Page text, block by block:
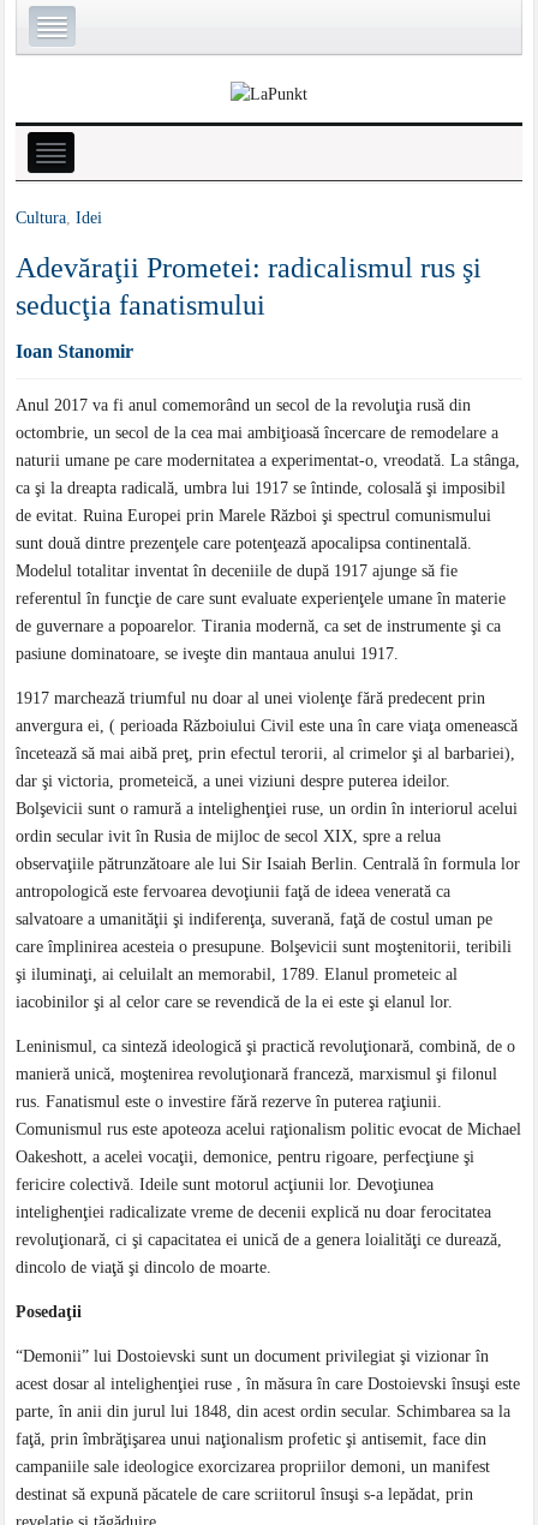
Cultura,Idei
Adevăraţii Prometei: radicalismul rus şi
seducţia fanatismului
Ioan Stanomir
Anul 2017 va fi anul comemorând un secol de la revoluţia rusă din
octombrie, un secol de la cea mai ambiţioasă încercare de remodelare a
naturii umane pe care modernitatea a experimentat-o, vreodată. La stânga,
ca şi la dreapta radicală, umbra lui 1917 se întinde, colosală şi imposibil
de evitat. Ruina Europei prin Marele Război şi spectrul comunismului
sunt două dintre prezenţele care potenţează apocalipsa continentală.
Modelul totalitar inventat în deceniile de după 1917 ajunge să fie
referentul în funcţie de care sunt evaluate experienţele umane în materie
de guvernare a popoarelor. Tirania modernă, ca set de instrumente şi ca
pasiune dominatoare, se iveşte din mantaua anului 1917.
1917 marchează triumful nu doar al unei violenţe fără predecent prin
anvergura ei, ( perioada Războiului Civil este una în care viaţa omenească
încetează să mai aibă preţ, prin efectul terorii, al crimelor şi al barbariei),
dar şi victoria, prometeică, a unei viziuni despre puterea ideilor.
Bolşevicii sunt o ramură a intelighenţiei ruse, un ordin în interiorul acelui
ordin secular ivit în Rusia de mijloc de secol XIX, spre a relua
observaţiile pătrunzătoare ale lui Sir Isaiah Berlin. Centrală în formula lor
antropologică este fervoarea devoţiunii faţă de ideea venerată ca
salvatoare a umanităţii şi indiferenţa, suverană, faţă de costul uman pe
care împlinirea acesteia o presupune. Bolşevicii sunt moştenitorii, teribili
şi iluminaţi, ai celuilalt an memorabil, 1789. Elanul prometeic al
iacobinilor şi al celor care se revendică de la ei este şi elanul lor.
Leninismul, ca sinteză ideologică şi practică revoluţionară, combină, de o
manieră unică, moştenirea revoluţionară franceză, marxismul şi filonul
rus. Fanatismul este o investire fără rezerve în puterea raţiunii.
Comunismul rus este apoteoza acelui raţionalism politic evocat de Michael
Oakeshott, a acelei vocaţii, demonice, pentru rigoare, perfecţiune şi
fericire colectivă. Ideile sunt motorul acţiunii lor. Devoţiunea
intelighenţiei radicalizate vreme de decenii explică nu doar ferocitatea
revoluţionară, ci şi capacitatea ei unică de a genera loialităţi ce durează,
dincolo de viaţă şi dincolo de moarte.
Posedaţii
“Demonii” lui Dostoievski sunt un document privilegiat şi vizionar în
acest dosar al intelighenţiei ruse , în măsura în care Dostoievski însuşi este
parte, în anii din jurul lui 1848, din acest ordin secular. Schimbarea sa la
faţă, prin îmbrăţişarea unui naţionalism profetic şi antisemit, face din
campaniile sale ideologice exorcizarea propriilor demoni, un manifest
destinat să expună păcatele de care scriitorul însuşi s-a lepădat, prin